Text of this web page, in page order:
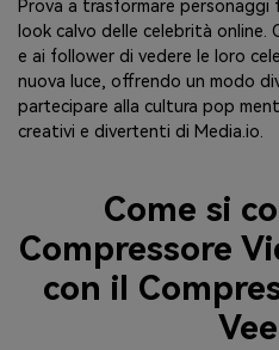
Prova a trasformare personaggi
look calvo delle celebrità
e ai follower di vedere le loro
nuova luce, offrendo un modo
partecipare alla cultura pop
creativi e divertenti di Media.io.
Come si
Compressore
con il